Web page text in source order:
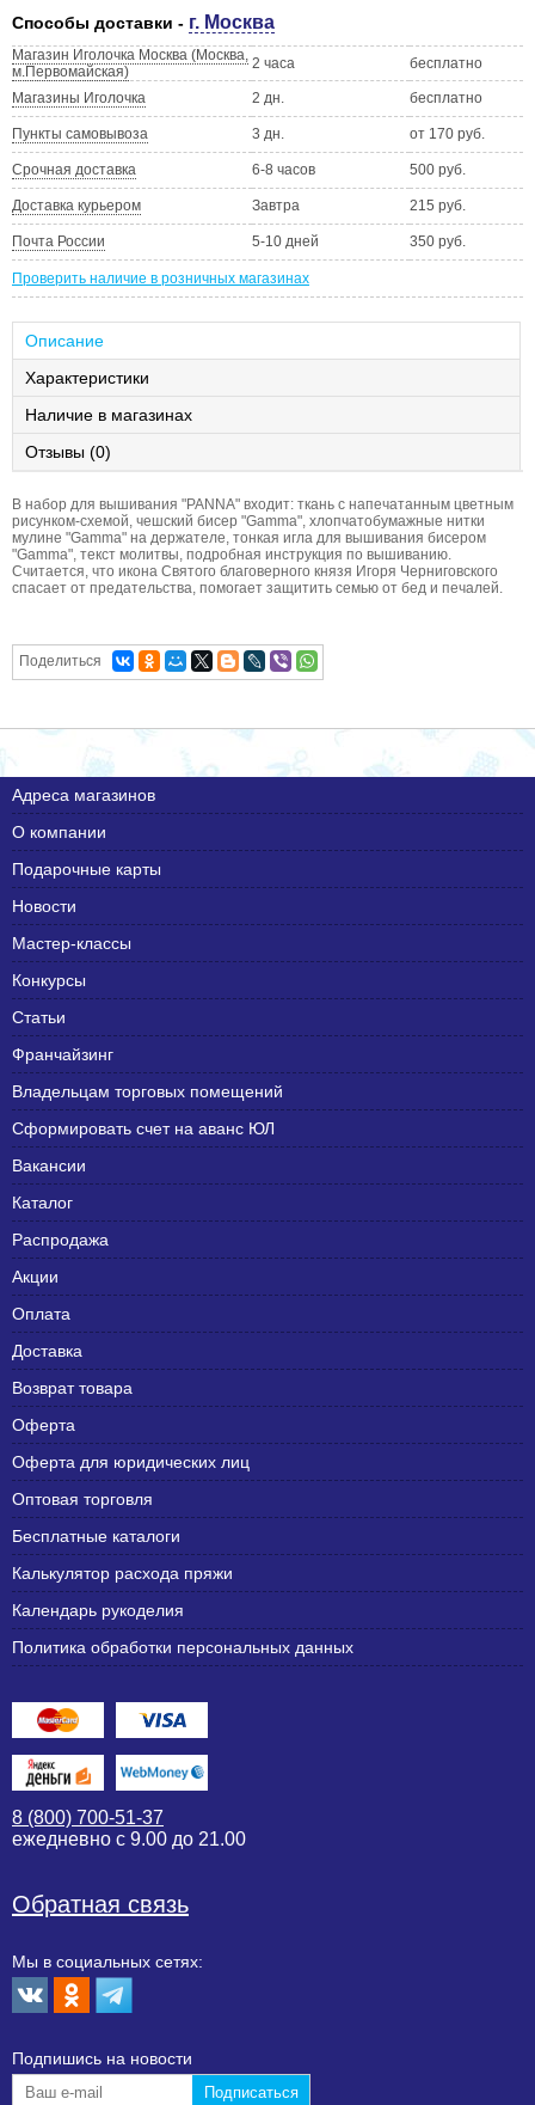
Способы доставки - г. Москва
Магазин Иголочка Москва (Москва,
м.Первомайская)
2 часа бесплатно
Магазины Иголочка 2 дн. бесплатно
Пункты самовывоза 3 дн. от 170 руб.
Срочная доставка 6-8 часов 500 руб.
Доставка курьером Завтра 215 руб.
Почта России 5-10 дней 350 руб.
Проверить наличие в розничных магазинах
Описание
Характеристики
Наличие в магазинах
Отзывы (0)
В набор для вышивания "PANNA" входит: ткань с напечатанным цветным
рисунком-схемой, чешский бисер "Gamma", хлопчатобумажные нитки
мулине "Gamma" на держателе, тонкая игла для вышивания бисером
"Gamma", текст молитвы, подробная инструкция по вышиванию.
Считается, что икона Святого благоверного князя Игоря Черниговского
спасает от предательства, помогает защитить семью от бед и печалей.
Поделиться
Адреса магазинов
О компании
Подарочные карты
Новости
Мастер-классы
Конкурсы
Статьи
Франчайзинг
Владельцам торговых помещений
Сформировать счет на аванс ЮЛ
Вакансии
Каталог
Распродажа
Акции
Оплата
Доставка
Возврат товара
Оферта
Оферта для юридических лиц
Оптовая торговля
Бесплатные каталоги
Калькулятор расхода пряжи
Календарь рукоделия
Политика обработки персональных данных
8 (800) 700-51-37
ежедневно с 9.00 до 21.00
Обратная связь
Мы в социальных сетях:
Подпишиcь на новости